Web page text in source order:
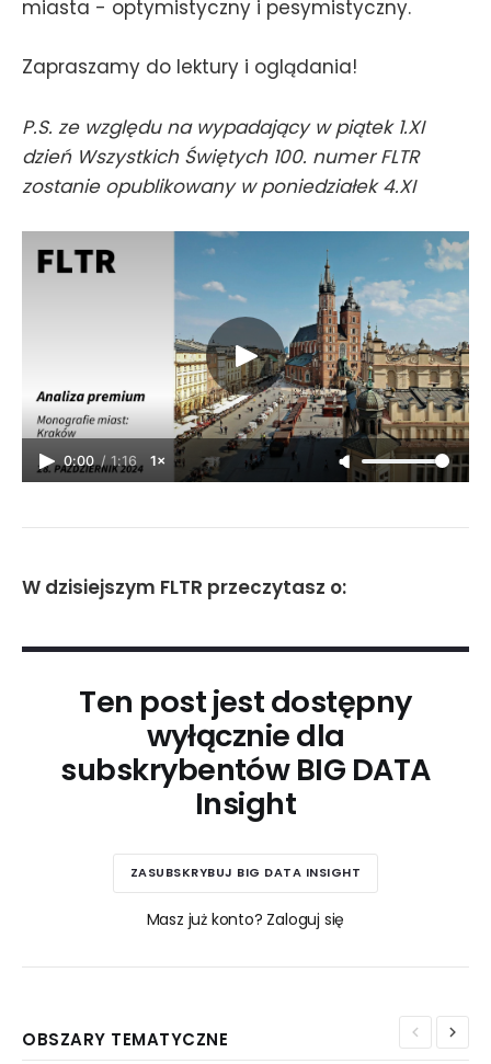
miasta - optymistyczny i pesymistyczny.
Zapraszamy do lektury i oglądania!
P.S. ze względu na wypadający w piątek 1.XI
dzień Wszystkich Świętych 100. numer FLTR
zostanie opublikowany w poniedziałek 4.XI
0:00 / 1:16 1×
W dzisiejszym FLTR przeczytasz o:
Ten post jest dostępny
wyłącznie dla
subskrybentów BIG DATA
Insight
ZASUBSKRYBUJ BIG DATA INSIGHT
Masz już konto? Zaloguj się
OBSZARY TEMATYCZNE